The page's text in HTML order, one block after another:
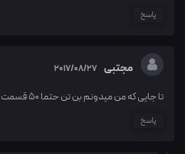
پاسخ
مجتبی 2017/08/27
تا جایی که من میدونم بن تن حتما 50 قسمت درست مکنن نه ۲۷ تا
پاسخ